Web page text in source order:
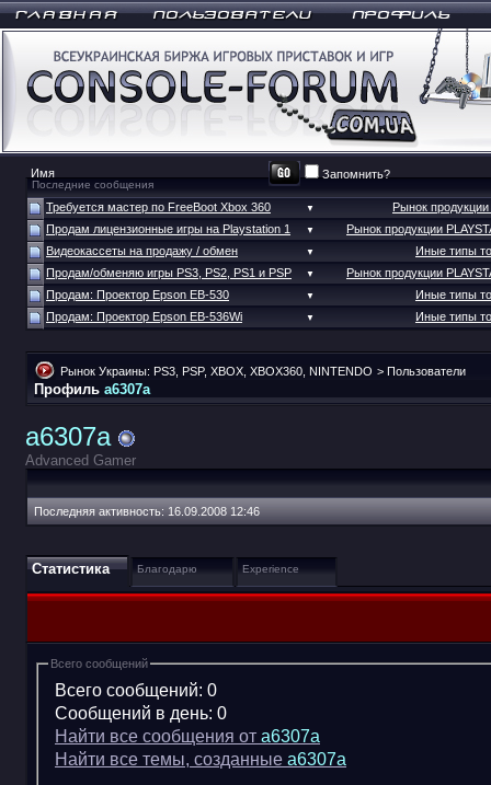
Запомнить?
Последние сообщения
Требуется мастер по FreeBoot Xbox 360 ▼
Рынок продукции
Продам лицензионные игры на Playstation 1
▼
Рынок продукции
Видеокассеты на продажу / обмен
▼
Иные типы
Продам/обменяю игры PS3, PS2, PS1 и PSP
▼
Рынок продукции
Продам: Проектор Epson EB-530
▼
Иные типы
Продам: Проектор Epson EB-536Wi
▼ Иные типы
Рынок Украины: PS3, PSP, XBOX, XBOX360, NINTENDO > Пользователи
Профиль a6307a
a6307a
Advanced Gamer
Последняя активность: 16.09.2008 12:46
Статистика Благодарю Experience
Всего сообщений
Всего сообщений: 0
Сообщений в день: 0
Найти все сообщения от a6307a
Найти все темы, созданные a6307a